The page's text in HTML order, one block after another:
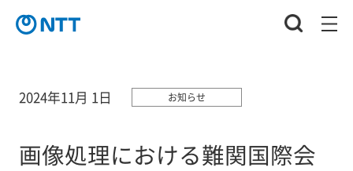
2024年11月 1日 お知らせ
画像処理における難関国際会